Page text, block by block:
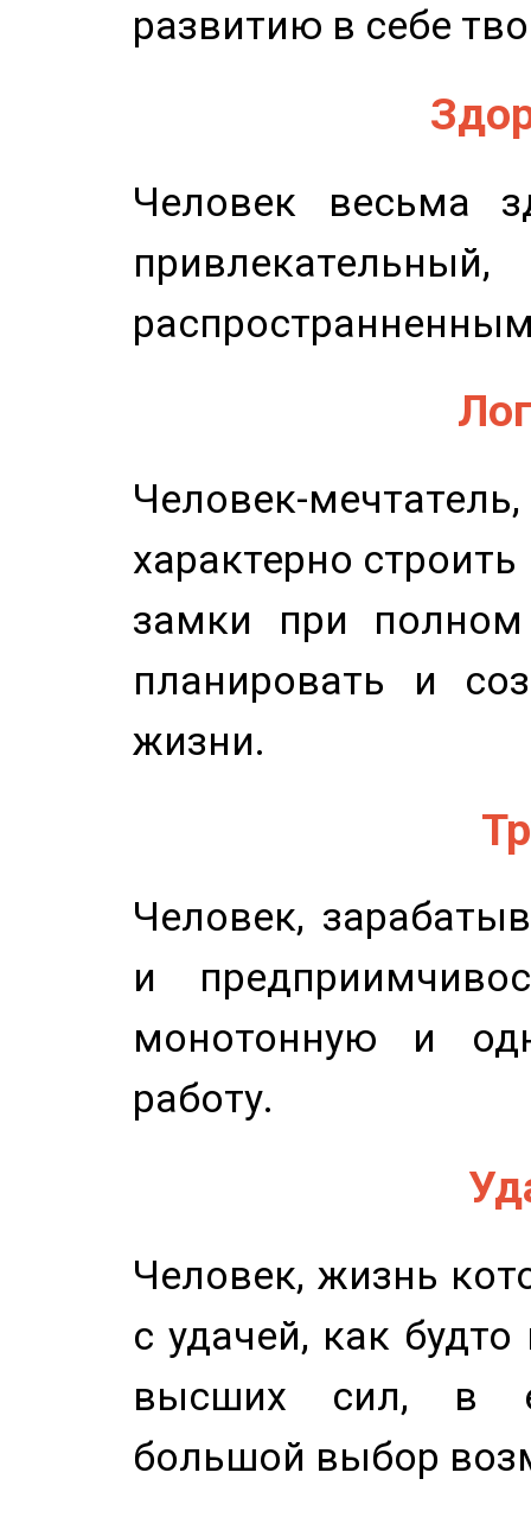
развитию в себе
Человек весьма
Человек-
характерно
замки при полном
планировать и
жизни.
Человек,
и
монотонную и
работу.
Человек, жизнь
с удачей, как
высших сил, в
большой выбор